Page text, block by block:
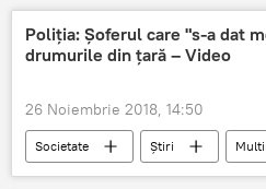
Poliția: Șoferul care "s-a dat
drumurile din țară – Video
26 Noiembrie 2018, 14:50
Societate Știri